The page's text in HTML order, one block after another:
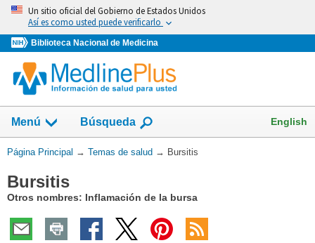
Omita
vaya
al
Contenido
Un sitio oficial del Gobierno de Estados Unidos
Así es como usted puede verificarlo
Biblioteca Nacional de Medicina
Menú
Mostrar
campo
de
Búsqueda English
Usted
aquí:
Página Principal → Temas de salud → Bursitis
Bursitis
Otros nombres: Inflamación de la bursa